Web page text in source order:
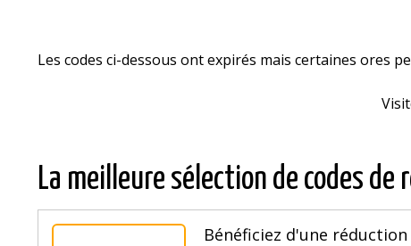
Les codes ci-dessous ont expirés mais certaines offres
La meilleure sélection de codes de
Bénéficiez d'une